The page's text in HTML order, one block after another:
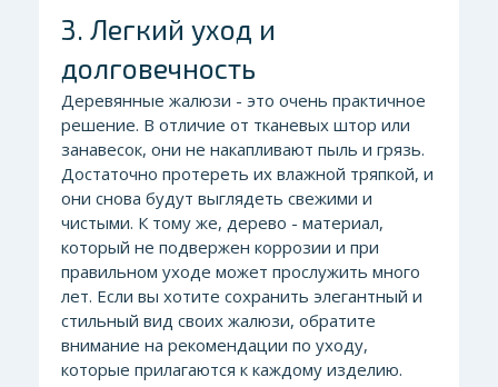
3. Легкий уход и
долговечность
Деревянные жалюзи - это очень практичное
решение. В отличие от тканевых штор или
занавесок, они не накапливают пыль и грязь.
Достаточно протереть их влажной тряпкой, и
они снова будут выглядеть свежими и
чистыми. К тому же, дерево - материал,
который не подвержен коррозии и при
правильном уходе может прослужить много
лет. Если вы хотите сохранить элегантный и
стильный вид своих жалюзи, обратите
внимание на рекомендации по уходу,
которые прилагаются к каждому изделию.